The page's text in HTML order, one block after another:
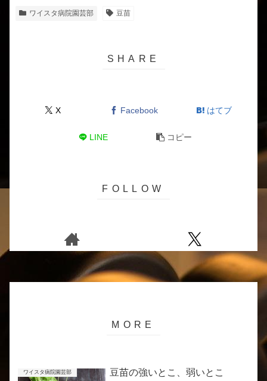
ワイスタ病院園芸部 豆苗
X Facebook はてブ
LINE コピー
ワイスタ病院園芸部 豆苗の強いとこ、弱いとこ